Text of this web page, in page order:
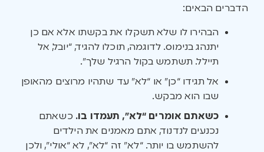
הדברים הבאים:
הבהירו לו שלא תשקלו את בקשתו אלא אם כן
יתנהג בנימוס. לדוגמה, תוכלו להגיד, “יובל, אל
תיילל. תשתמש בקול הרגיל שלך”.
אל תגידו “כן” או “לא” עד שתהיו מרוצים מהאופן
שבו הוא מבקש.
כשאתם אומרים “לא”, תעמדו בו. כשאתם
נכנעים לנדנוד, אתם מאמנים את הילדים
להשתמש בו יותר. “לא” זה “לא”, לא “אולי”, ולכן